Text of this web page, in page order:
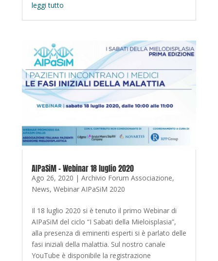
leggi tutto
AIPaSiM – Webinar 18 luglio 2020
Ago 26, 2020 | Archivio Forum Associazione,
News, Webinar AIPaSiM 2020
Il 18 luglio 2020 si è tenuto il primo Webinar di
AIPaSiM del ciclo “I Sabati della Mieloisplasia”,
alla presenza di eminenti esperti si è parlato delle
fasi iniziali della malattia. Sul nostro canale
YouTube è disponibile la registrazione